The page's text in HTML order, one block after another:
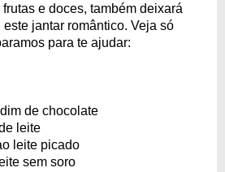
e doces, também deixará
jantar romântico. Veja só
para te ajudar:
de chocolate
leite
leite picado
sem soro